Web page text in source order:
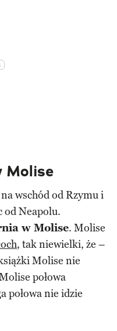
Molise
wschód od Rzymu i
od Neapolu.
w Molise. Molise
, tak niewielki, że –
Molise nie
połowa
połowa nie idzie